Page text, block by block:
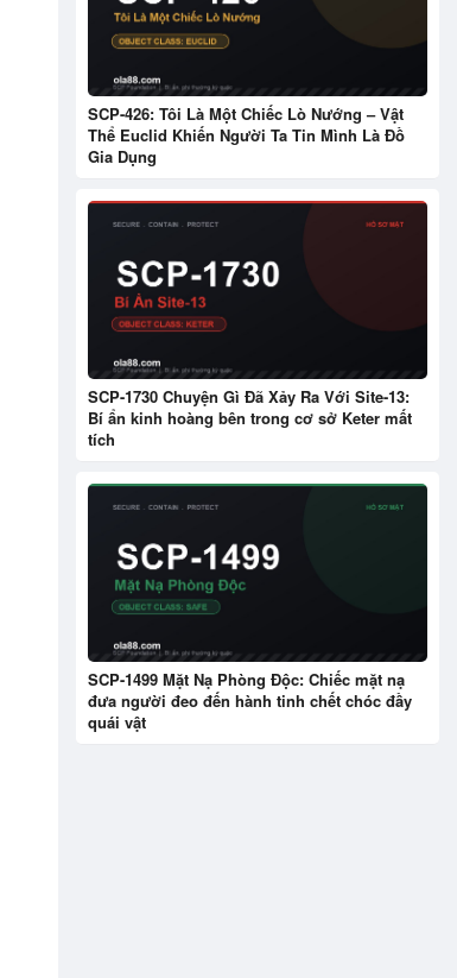
SCP-426: Tôi Là Một Chiếc Lò Nướng – Vật
Thể Euclid Khiến Người Ta Tin Mình Là Đồ
Gia Dụng
SCP-1730 Chuyện Gì Đã Xảy Ra Với Site-13:
Bí ẩn kinh hoàng bên trong cơ sở Keter mất
tích
SCP-1499 Mặt Nạ Phòng Độc: Chiếc mặt nạ
đưa người đeo đến hành tinh chết chóc đầy
quái vật